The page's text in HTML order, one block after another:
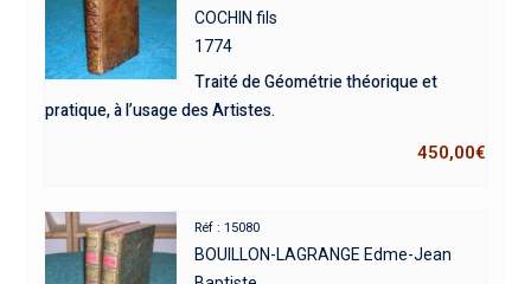
COCHIN fils
1774
Traité de Géométrie théorique et
pratique, à l’usage des Artistes.
450,00€
Réf : 15080
BOUILLON-LAGRANGE Edme-Jean